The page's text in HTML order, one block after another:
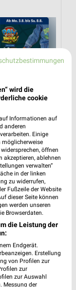
0,6 km
03.08.
gültig
wird die
cookie
Informationen auf
anderen
Einige
möglicherweise
öffnen
akzeptieren, ablehnen
verwalten“
in der linken
zu widerrufen,
Fußzeile der Website
dieser Seite können
werden unseren
Browserdaten.
die Leistung der
Endgerät.
Erstellung
von Profilen zur
zur
zur Auswahl
Messung der